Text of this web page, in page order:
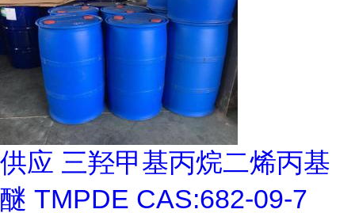
供应 三羟甲基丙烷二烯丙基
醚 TMPDE CAS:682-09-7